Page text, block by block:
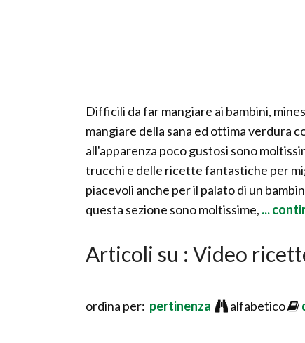
Difficili da far mangiare ai bambini,
mangiare della sana ed ottima verdura
all'apparenza poco gustosi sono
trucchi e delle ricette fantastiche per
piacevoli anche per il palato di un
questa sezione sono moltissime, ...
Articoli su : Video
ordina per: pertinenza alfabetico